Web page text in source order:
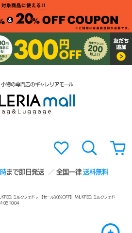
まで即日発送 全国一律送料無料
小物の専門店のギャレリアモール
ミルクフェド > 【セール30%OFF】 MILKFED. ミルクフェド